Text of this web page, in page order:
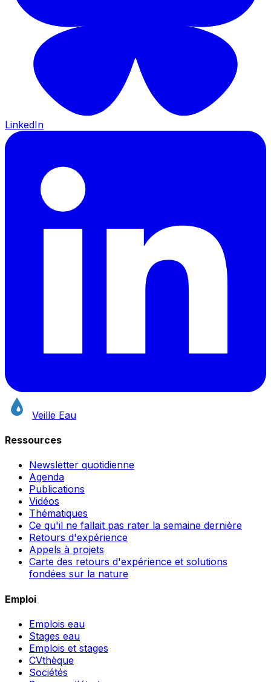
LinkedIn
Veille Eau
Ressources
Newsletter quotidienne
Agenda
Publications
Vidéos
Thématiques
Ce qu'il ne fallait pas rater la semaine dernière
Retours d'expérience
Appels à projets
Carte des retours d'expérience et solutions
fondées sur la nature
Emploi
Emplois eau
Stages eau
Emplois et stages
CVthèque
Sociétés